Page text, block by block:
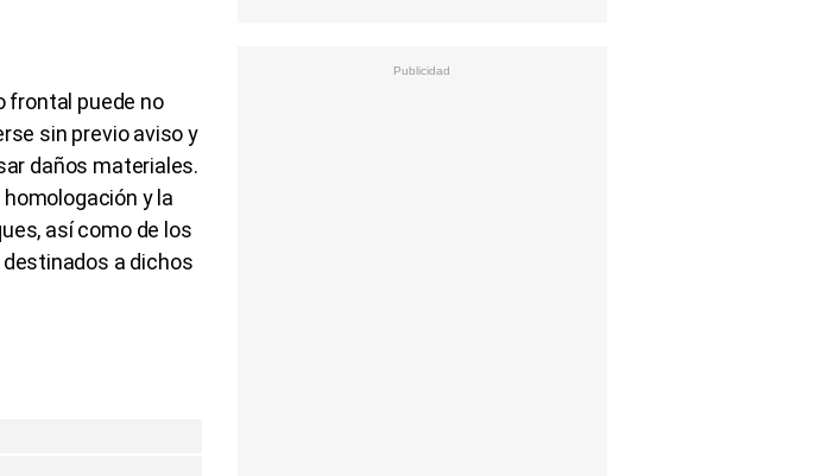
frontal puede no
sin previo aviso y
daños materiales.
y la
así como de los
a dichos